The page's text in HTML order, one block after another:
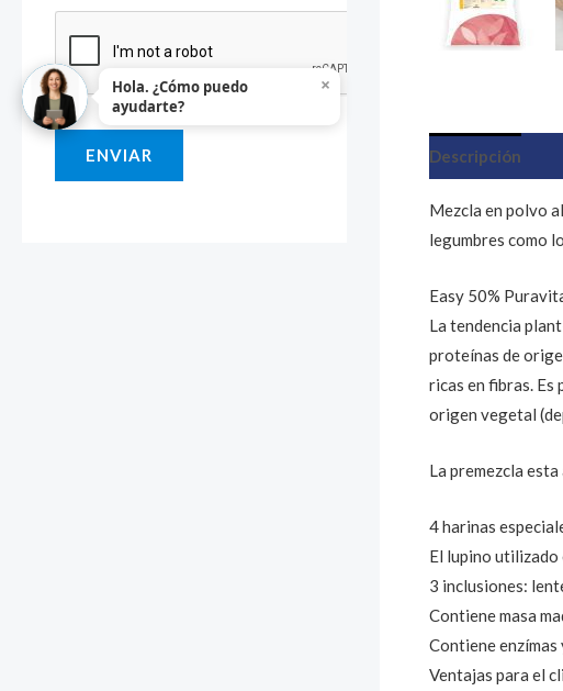
o
o
M
ENVIAR Descripción
Mezcla en polvo
legumbres como
Easy 50%
La tendencia
proteínas de
ricas en fibras. Es
origen vegetal
La premezcla esta
4 harinas
El lupino utilizado
3 inclusiones:
Contiene masa
Contiene
Ventajas para el
Hola. ¿Cómo puedo
ayudarte?
×